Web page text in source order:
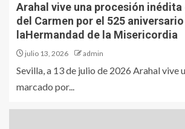
Arahal vive una procesión inédita
del Carmen por el 525
laHermandad de la Misericordia
julio 13, 2026 admin
Sevilla, a 13 de julio de 2026 Arahal vive
marcado por...